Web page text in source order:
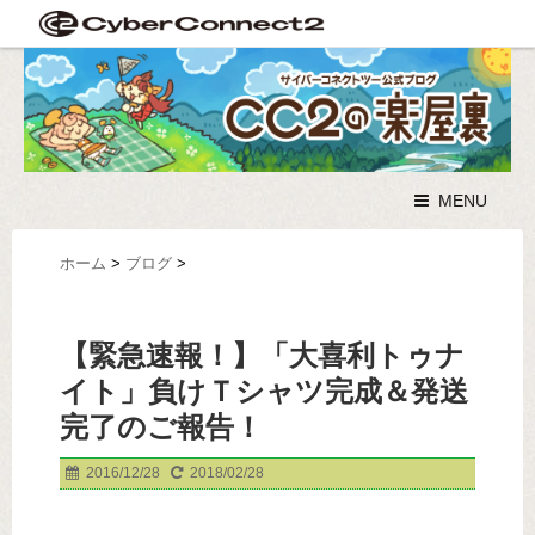
MENU
ホーム > ブログ >
【緊急速報！】「大喜利トゥナ
イト」負けＴシャツ完成＆発送
完了のご報告！
2016/12/28 2018/02/28